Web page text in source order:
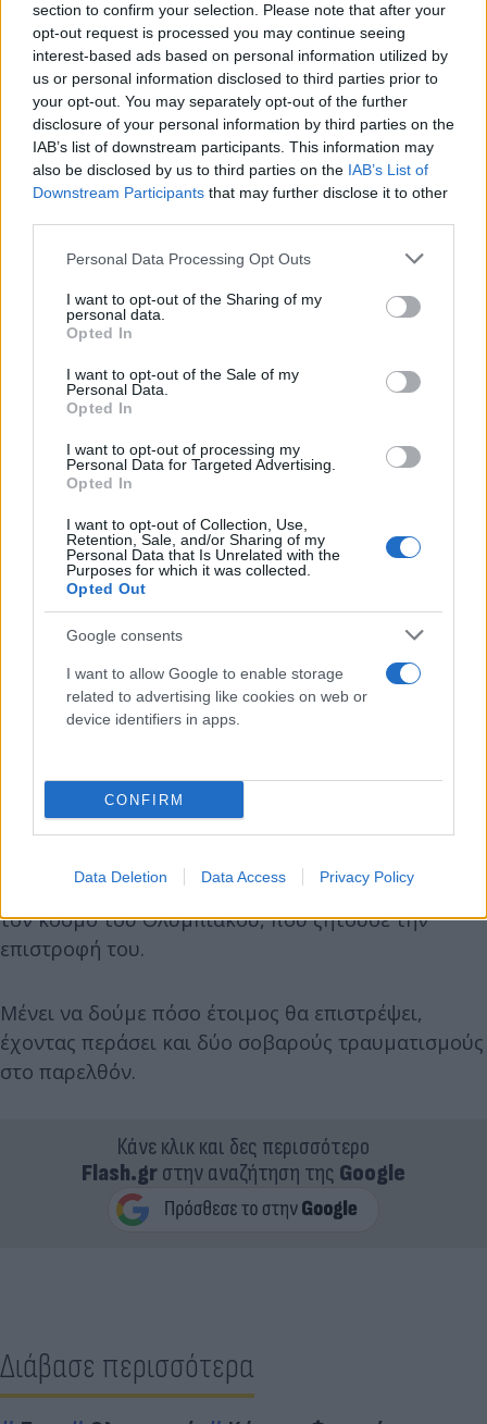
section to confirm your selection. Please note that after your
opt-out request is processed you may continue seeing
interest-based ads based on personal information utilized by
us or personal information disclosed to third parties prior to
your opt-out. You may separately opt-out of the further
disclosure of your personal information by third parties on the
IAB’s list of downstream participants. This information may
also be disclosed by us to third parties on the IAB’s List of
Downstream Participants that may further disclose it to other
Please note that this website/app uses one or more Google
not limited to your visit or usage behaviour. You may click to
grant or deny consent to Google and its third-party tags to
use your data for below specified purposes in below Google
consent section.
Personal Data Processing Opt Outs
I want to opt-out of the Sharing of my
personal data.
Opted In
I want to opt-out of the Sale of my
Personal Data.
Opted In
I want to opt-out of processing my
Personal Data for Targeted Advertising.
Opted In
I want to opt-out of Collection, Use,
Retention, Sale, and/or Sharing of my
Personal Data that Is Unrelated with the
Purposes for which it was collected.
Opted Out
Google consents
I want to allow Google to enable storage
related to advertising like cookies on web or
device identifiers in apps.
CONFIRM
Data Deletion Data Access Privacy Policy
Ο Κάρλος Κορμπεράν, που έχει δείξει ότι είναι
δίκαιος στις επιλογές του, θέλει να αξιολογήσει όλο
το ρόστερ και έχει αποφασίσει να δώσει ευκαιρία
Πλέον ο 29χρονος μεσοεπιθετικός θα πρέπει να
χορτάρι, έχοντας πριν λίγο καιρό αποθεωθεί από
τον κόσμο του Ολυμπιακού, που ζητούσε την
επιστροφή του.
Μένει να δούμε πόσο έτοιμος θα επιστρέψει,
έχοντας περάσει και δύο σοβαρούς τραυματισμούς
στο παρελθόν.
Κάνε κλικ και δες περισσότερο
Flash.grστην αναζήτηση της Google
Διάβασε περισσότερα